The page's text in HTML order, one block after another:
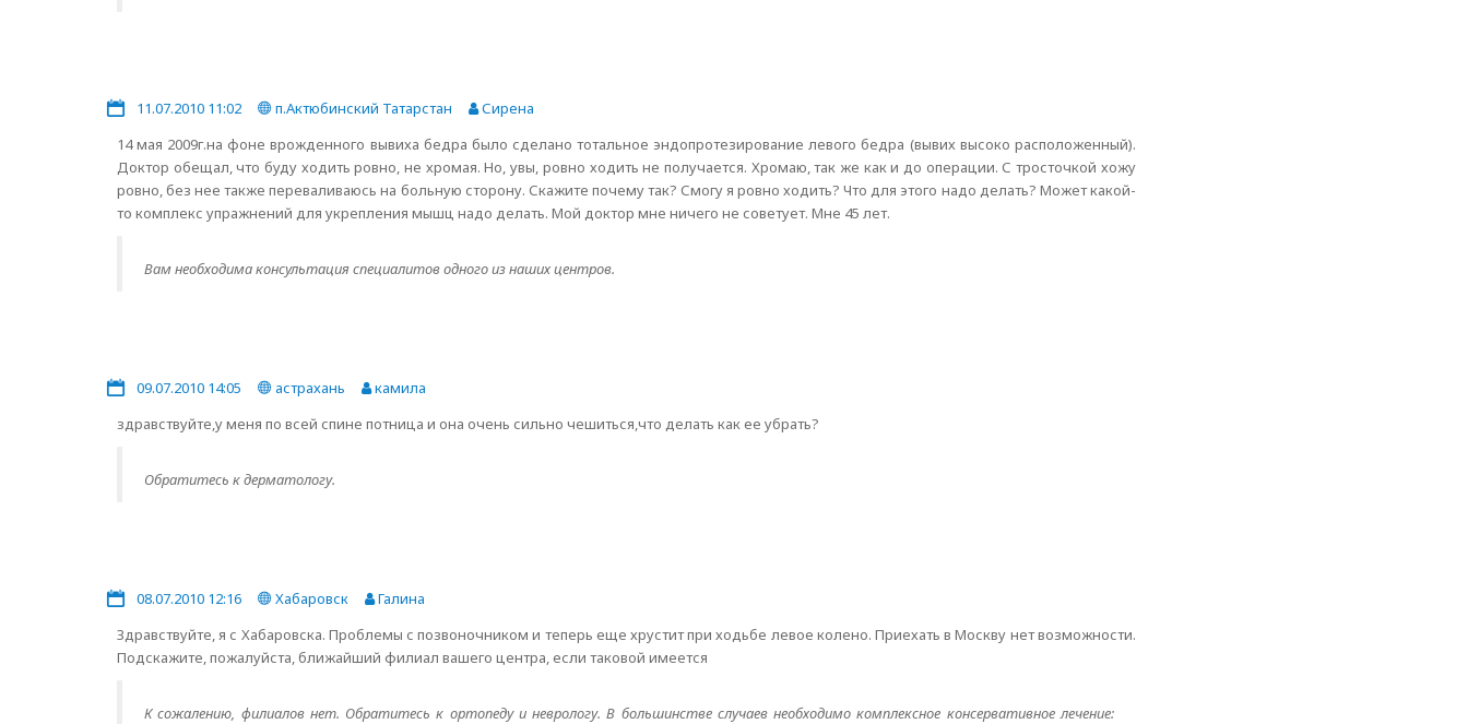
11.07.2010 11:02 п.Актюбинский Татарстан
Сирена
14 мая 2009г.на фоне врожденного вывиха бедра было сделано тотальное эндопротезирование левого бедра (вывих высоко расположенный).
Доктор обещал, что буду ходить ровно, не хромая. Но, увы, ровно ходить не получается. Хромаю, так же как и до операции. С тросточкой хожу
ровно, без нее также переваливаюсь на больную сторону. Скажите почему так? Смогу я ровно ходить? Что для этого надо делать? Может какой-
то комплекс упражнений для укрепления мышц надо делать. Мой доктор мне ничего не советует. Мне 45 лет.
Вам необходима консультация специалитов одного из наших центров.
09.07.2010 14:05 астрахань
камила
здравствуйте,у меня по всей спине потница и она очень сильно чешиться,что делать как ее убрать?
Обратитесь к дерматологу.
08.07.2010 12:16 Хабаровск
Галина
Здравствуйте, я с Хабаровска. Проблемы с позвоночником и теперь еще хрустит при ходьбе левое колено. Приехать в Москву нет возможности.
Подскажите, пожалуйста, ближайший филиал вашего центра, если таковой имеется
К сожалению, филиалов нет. Обратитесь к ортопеду и неврологу. В большинстве случаев необходимо комплексное консервативное лечение: